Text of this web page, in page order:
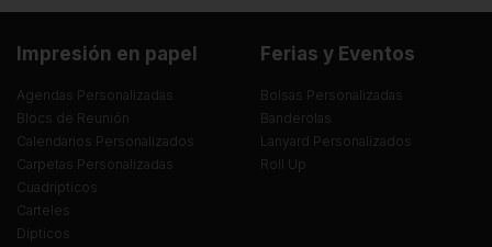
Impresión en papel
Agendas Personalizadas
Blocs de Reunión
Calendarios Personalizados
Carpetas Personalizadas
Cuadrípticos
Carteles
Dípticos
Ferias y Eventos
Bolsas Personalizadas
Banderolas
Lanyard Personalizados
Roll Up